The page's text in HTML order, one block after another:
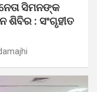
ସିମନଙ୍କ
ଶିବିର : ସଂଗୃହୀତ